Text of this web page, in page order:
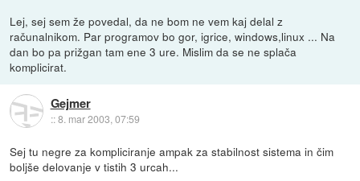
Lej, sej sem že povedal, da ne bom ne vem kaj delal z
računalnikom. Par programov bo gor, igrice, windows,linux ... Na
dan bo pa prižgan tam ene 3 ure. Mislim da se ne splača
komplicirat.
Gejmer
::8. mar 2003, 07:59
Sej tu negre za kompliciranje ampak za stabilnost sistema in čim
boljše delovanje v tistih 3 urcah...